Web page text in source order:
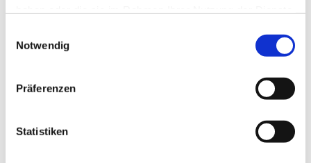
Notwendig
Präferenzen
Statistiken